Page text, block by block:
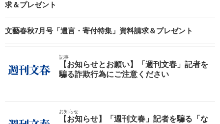
求＆プレゼント
文藝春秋7月号「遺言・寄付特集」資料請求＆プレゼント
記事
【お知らせとお願い】「週刊文春」記者を
騙る詐欺行為にご注意ください
お知らせ
【お知らせ】「週刊文春」記者を騙る「な